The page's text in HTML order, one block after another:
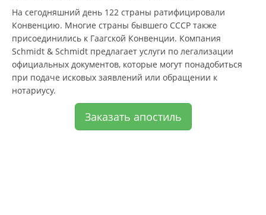
На сегодняшний день 122 страны ратифицировали
Конвенцию. Многие страны бывшего СССР также
присоединились к Гаагской Конвенции. Компания
Schmidt & Schmidt предлагает услуги по легализации
официальных документов, которые могут понадобиться
при подаче исковых заявлений или обращении к
нотариусу.
Заказать апостиль